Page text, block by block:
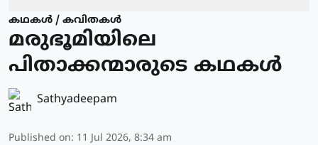
കഥകള്‍ / കവിതകള്‍
മരുഭൂമിയിലെ
പിതാക്കന്മാരുടെ കഥകൾ
Sathyadeepam
Published on: 11 Jul 2026, 8:34 am